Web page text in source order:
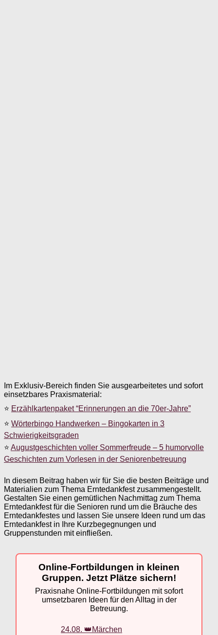
Im Exklusiv-Bereich finden Sie ausgearbeitetes und sofort
einsetzbares Praxismaterial:
⭐ Erzählkartenpaket “Erinnerungen an die 70er-Jahre”
⭐ Wörterbingo Handwerken – Bingokarten in 3
Schwierigkeitsgraden
⭐ Augustgeschichten voller Sommerfreude – 5 humorvolle
Geschichten zum Vorlesen in der Seniorenbetreuung
In diesem Beitrag haben wir für Sie die besten Beiträge und
Materialien zum Thema Erntedankfest zusammengestellt.
Gestalten Sie einen gemütlichen Nachmittag zum Thema
Erntedankfest für die Senioren rund um die Bräuche des
Erntedankfestes und lassen Sie unsere Ideen rund um das
Erntedankfest in Ihre Kurzbegegnungen und
Gruppenstunden mit einfließen.
Online-Fortbildungen in kleinen
Gruppen. Jetzt Plätze sichern!
Praxisnahe Online-Fortbildungen mit sofort
umsetzbaren Ideen für den Alltag in der
Betreuung.
24.08. 👑Märchen